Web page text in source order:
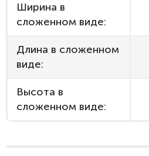
Ширина в
сложенном виде:
Длина в сложенном
виде:
Высота в
сложенном виде: